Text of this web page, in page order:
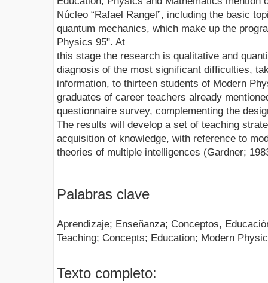
Núcleo “Rafael Rangel”, including the basic
quantum mechanics, which make up the
Physics 95". At
this stage the research is qualitative and
diagnosis of the most significant difficulties,
information, to thirteen students of Modern
graduates of career teachers already
questionnaire survey, complementing the
The results will develop a set of teaching
acquisition of knowledge, with reference to
theories of multiple intelligences (Gardner;
Palabras clave
Aprendizaje; Enseñanza; Conceptos,
Teaching; Concepts; Education; Modern
Texto completo: